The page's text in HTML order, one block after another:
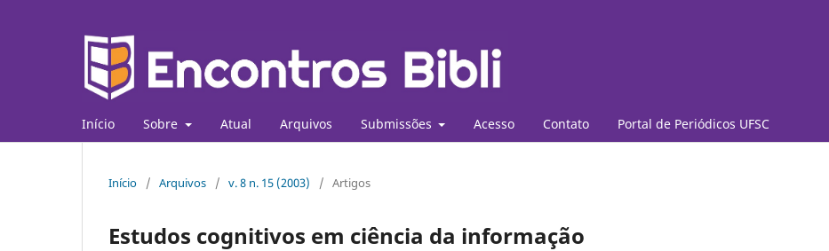
Início Sobre Atual Arquivos Submissões Acesso Contato Portal de Periódicos UFSC
Início / Arquivos / v. 8 n. 15 (2003) / Artigos
Estudos cognitivos em ciência da informação